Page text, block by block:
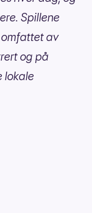
Spillene
omfattet av
og på
lokale